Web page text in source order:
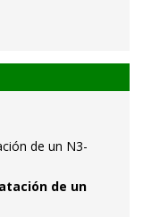
de un N3-
de un